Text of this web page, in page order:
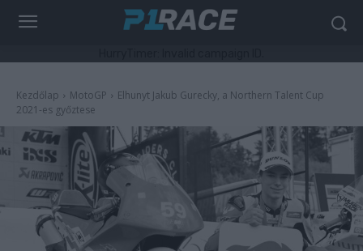
Kezdőlap MotoGP
Elhunyt Jakub Gurecky, a Northern Talent Cup
2021-es győztese